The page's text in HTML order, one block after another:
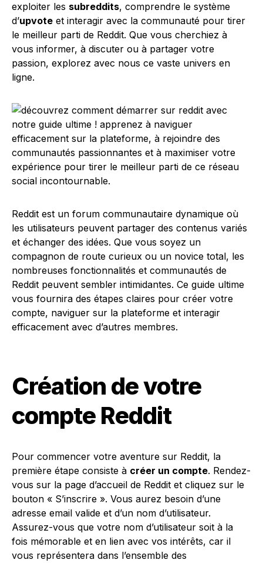
exploiter les subreddits, comprendre le système
d’upvote et interagir avec la communauté pour tirer
le meilleur parti de Reddit. Que vous cherchiez à
vous informer, à discuter ou à partager votre
passion, explorez avec nous ce vaste univers en
ligne.
Reddit est un forum communautaire dynamique où
les utilisateurs peuvent partager des contenus variés
et échanger des idées. Que vous soyez un
compagnon de route curieux ou un novice total, les
nombreuses fonctionnalités et communautés de
Reddit peuvent sembler intimidantes. Ce guide ultime
vous fournira des étapes claires pour créer votre
compte, naviguer sur la plateforme et interagir
efficacement avec d’autres membres.
Création de votre
compte Reddit
Pour commencer votre aventure sur Reddit, la
première étape consiste à créer un compte. Rendez-
vous sur la page d’accueil de Reddit et cliquez sur le
bouton « S’inscrire ». Vous aurez besoin d’une
adresse email valide et d’un nom d’utilisateur.
Assurez-vous que votre nom d’utilisateur soit à la
fois mémorable et en lien avec vos intérêts, car il
vous représentera dans l’ensemble des